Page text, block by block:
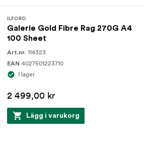
ILFORD
Galerie Gold Fibre Rag 270G A4
100 Sheet
Art.nr. 114323
EAN 4027501223710
I lager
2 499,00 kr
Lägg i varukorg